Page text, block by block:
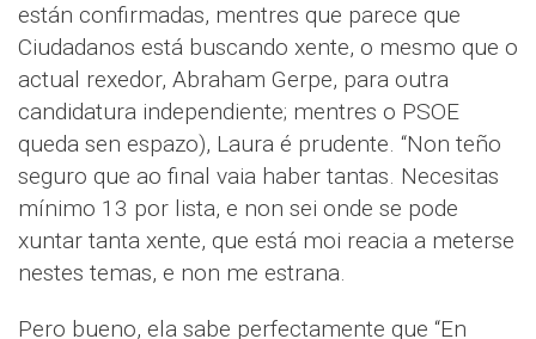
están confirmadas, mentres que parece que
Ciudadanos está buscando xente, o mesmo que o
actual rexedor, Abraham Gerpe, para outra
candidatura independiente; mentres o PSOE
queda sen espazo), Laura é prudente. “Non teño
seguro que ao final vaia haber tantas. Necesitas
mínimo 13 por lista, e non sei onde se pode
xuntar tanta xente, que está moi reacia a meterse
nestes temas, e non me estrana.
Pero bueno, ela sabe perfectamente que “En